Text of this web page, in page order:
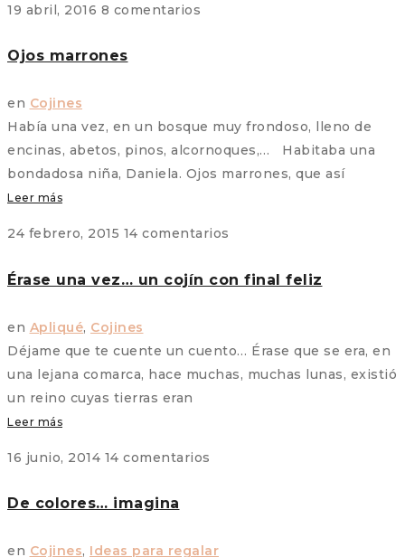
19 abril, 2016 8 comentarios
Ojos marrones
en Cojines
Había una vez, en un bosque muy frondoso, lleno de
encinas, abetos, pinos, alcornoques,… Habitaba una
bondadosa niña, Daniela. Ojos marrones, que así
Leer más
24 febrero, 2015 14 comentarios
Érase una vez… un cojín con final feliz
en Apliqué, Cojines
Déjame que te cuente un cuento… Érase que se era, en
una lejana comarca, hace muchas, muchas lunas, existió
un reino cuyas tierras eran
Leer más
16 junio, 2014 14 comentarios
De colores… imagina
en Cojines, Ideas para regalar